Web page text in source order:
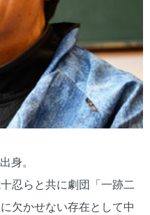
身。
忍らと共に劇団「一跡二
欠かせない存在として中